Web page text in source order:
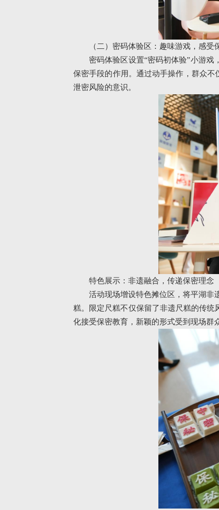
（二）密码体验区：趣味游戏，感受
密码体验区设置“密码初体验”小游
保密手段的作用。通过动手操作，群众
泄密风险的意识。
特色展示：非遗融合，传递保密理念
活动现场增设特色摊位区，将平湖非
糕。限定尺糕不仅保留了非遗尺糕的传
化接受保密教育，新颖的形式受到现场群